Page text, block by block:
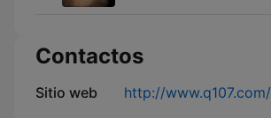
Contactos
Sitio web http://www.q107.com/